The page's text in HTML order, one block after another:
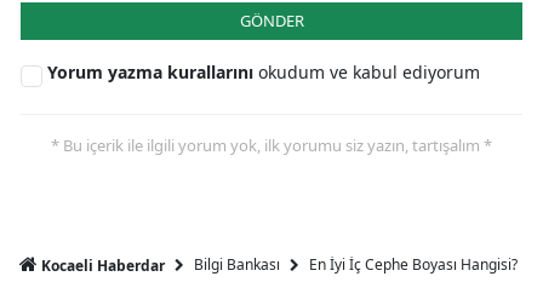
GÖNDER
Yorum yazma kurallarını okudum ve kabul ediyorum
* Bu içerik ile ilgili yorum yok, ilk yorumu siz yazın, tartışalım *
Kocaeli Haberdar Bilgi Bankası En İyi İç Cephe Boyası Hangisi?